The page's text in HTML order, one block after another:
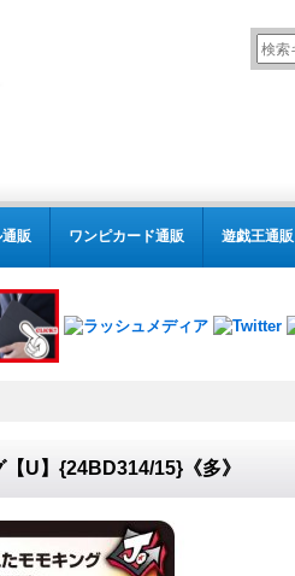
通販 ワンピカード通販 遊戯王通販
U】{24BD314/15}《多》